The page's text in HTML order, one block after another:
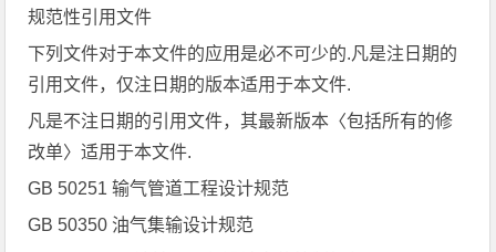
规范性引用文件
下列文件对于本文件的应用是必不可少的.凡是注日期的
引用文件，仅注日期的版本适用于本文件.
凡是不注日期的引用文件，其最新版本〈包括所有的修
改单〉适用于本文件.
GB 50251 输气管道工程设计规范
GB 50350 油气集输设计规范